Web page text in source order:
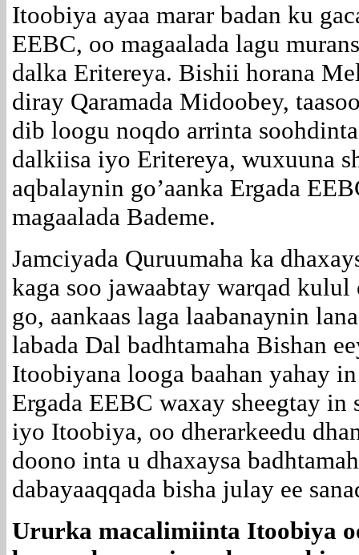
Itoobiya ayaa marar badan ku
EEBC, oo magaalada lagu
dalka Eritereya. Bishii horana
diray Qaramada Midoobey,
dib loogu noqdo arrinta
dalkiisa iyo Eritereya, wuxuuna
aqbalaynin go’aanka Ergada
magaalada Bademe.
Jamciyada Quruumaha ka
kaga soo jawaabtay warqad
go, aankaas laga laabanaynin
labada Dal badhtamaha Bishan
Itoobiyana looga baahan yahay
Ergada EEBC waxay sheegtay
iyo Itoobiya, oo dherarkeedu
doono inta u dhaxaysa
dabayaaqqada bisha julay ee
Ururka macalimiinta Itoobiya